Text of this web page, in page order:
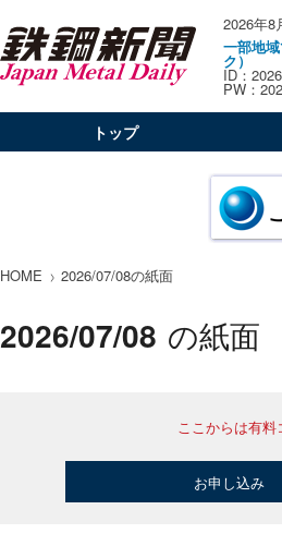
2026年8
一部地
ク）
ID：
PW：
トップ
HOME 2026/07/08の紙面
2026/07/08 の紙面
ここからは有料
お申し込み